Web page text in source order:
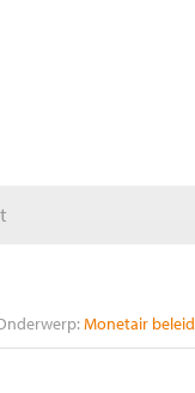
Monetair beleid